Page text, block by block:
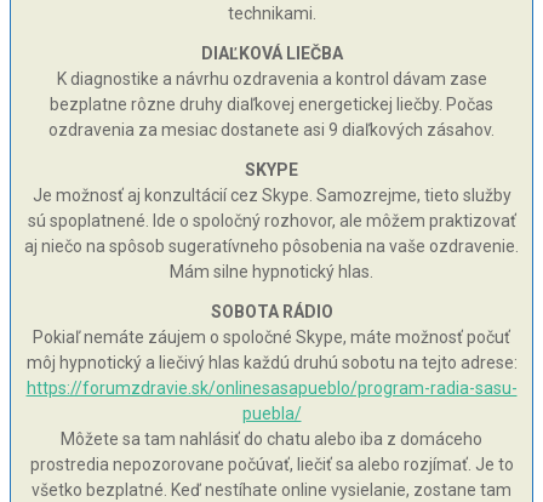
technikami.
DIAĽKOVÁ LIEČBA
K diagnostike a návrhu ozdravenia a kontrol dávam zase
bezplatne rôzne druhy diaľkovej energetickej liečby. Počas
ozdravenia za mesiac dostanete asi 9 diaľkových zásahov.
SKYPE
Je možnosť aj konzultácií cez Skype. Samozrejme, tieto služby
sú spoplatnené. Ide o spoločný rozhovor, ale môžem praktizovať
aj niečo na spôsob sugeratívneho pôsobenia na vaše ozdravenie.
Mám silne hypnotický hlas.
SOBOTA RÁDIO
Pokiaľ nemáte záujem o spoločné Skype, máte možnosť počuť
môj hypnotický a liečivý hlas každú druhú sobotu na tejto adrese:
https://forumzdravie.sk/onlinesasapueblo/program-radia-sasu-
puebla/
Môžete sa tam nahlásiť do chatu alebo iba z domáceho
prostredia nepozorovane počúvať, liečiť sa alebo rozjímať. Je to
všetko bezplatné. Keď nestíhate online vysielanie, zostane tam